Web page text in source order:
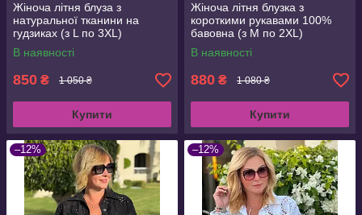
Жіноча літня блуза з
натуральної тканини на
гудзиках (з L по 3XL)
В наявності
850 ₴ 1 050 ₴
Купити
Жіноча літня блузка з
короткими рукавами 100%
бавовна (з M по 2XL)
В наявності
880 ₴ 1 080 ₴
Купити
–12% –12%